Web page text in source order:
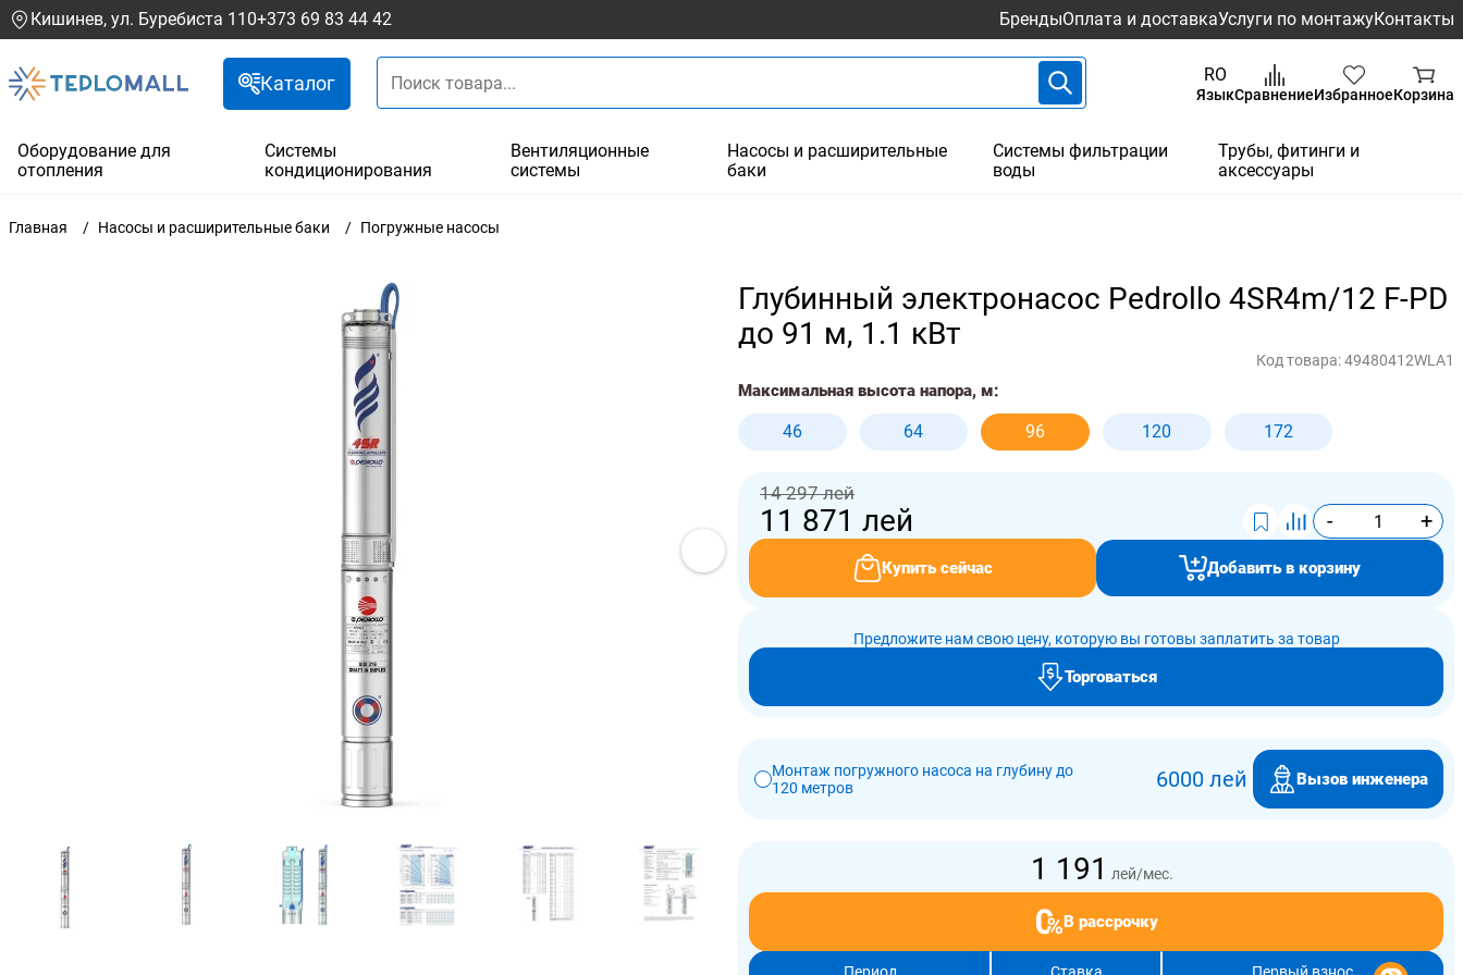
Кишинев, ул. Буребиста 110+373 69 83 44 42 БрендыОплата и доставкаУслуги по монтажуКонтакты
Каталог RO
ЯзыкСравнениеИзбранноеКорзина
Оборудование для
отопления
Системы
кондиционирования
Вентиляционные
системы
Насосы и расширительные
баки
Системы фильтрации
воды
Трубы, фитинги и
аксессуары
Главная Насосы и расширительные баки Погружные насосы
Глубинный электронасос Pedrollo 4SR4m/12 F-PD
до 91 м, 1.1 кВт
Код товара:49480412WLA1
Максимальная высота напора, м:
46 64 96 120 172
14 297 лей
11 871 лей - +
Купить сейчас Добавить в корзину
Предложите нам свою цену, которую вы готовы заплатить за товар
Торговаться
Монтаж погружного насоса на глубину до
120 метров
6000 лей Вызов инженера
1 191 лей/мес.
В рассрочку